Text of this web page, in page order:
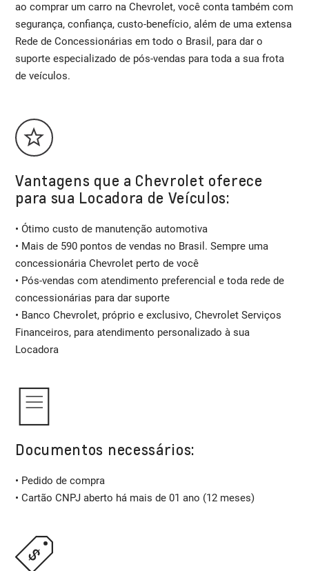
ao comprar um carro na Chevrolet, você conta também com
segurança, confiança, custo-benefício, além de uma extensa
Rede de Concessionárias em todo o Brasil, para dar o
suporte especializado de pós-vendas para toda a sua frota
de veículos.
Vantagens que a Chevrolet oferece
para sua Locadora de Veículos:
• Ótimo custo de manutenção automotiva
• Mais de 590 pontos de vendas no Brasil. Sempre uma
concessionária Chevrolet perto de você
• Pós-vendas com atendimento preferencial e toda rede de
concessionárias para dar suporte
• Banco Chevrolet, próprio e exclusivo, Chevrolet Serviços
Financeiros, para atendimento personalizado à sua
Locadora
Documentos necessários:
• Pedido de compra
• Cartão CNPJ aberto há mais de 01 ano (12 meses)